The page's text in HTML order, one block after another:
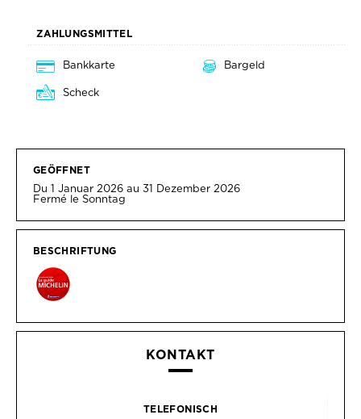
ZAHLUNGSMITTEL
Bankkarte
Bargeld
Scheck
GEÖFFNET
Du 1 Januar 2026 au 31 Dezember 2026
Fermé le Sonntag
BESCHRIFTUNG
KONTAKT
TELEFONISCH